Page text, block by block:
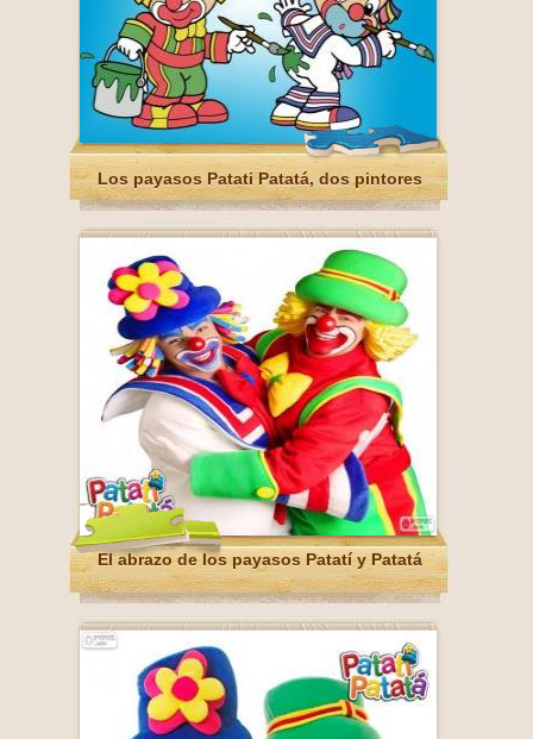
Los payasos Patati Patatá, dos pintores
El abrazo de los payasos Patatí y Patatá